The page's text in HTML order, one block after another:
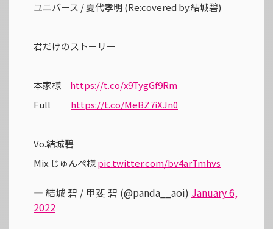
ユニバース / 夏代孝明 (Re:covered by.結城碧)
君だけのストーリー
本家様 https://t.co/x9TygGf9Rm
Full https://t.co/MeBZ7iXJn0
Vo.結城碧
Mix.じゅんぺ様pic.twitter.com/bv4arTmhvs
— 結城 碧 / 甲斐 碧 (@panda__aoi) January 6,
2022